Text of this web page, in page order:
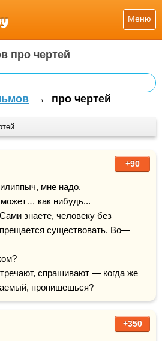
Меню
про чертей
→ про чертей
+90
как нибудь...
знаете, человеку без
существовать. Во—
спрашивают — когда же
пропишешься?
+350